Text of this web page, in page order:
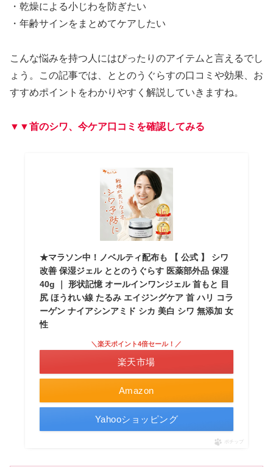
・乾燥による小じわを防ぎたい
・年齢サインをまとめてケアしたい
こんな悩みを持つ人にはぴったりのアイテムと言えるでし
ょう。この記事では、ととのうぐらすの口コミや効果、お
すすめポイントをわかりやすく解説していきますね。
▼▼首のシワ、今ケア口コミを確認してみる
★マラソン中！ノベルティ配布も 【 公式 】 シワ
改善 保湿ジェル ととのうぐらす 医薬部外品 保湿
40g ｜ 形状記憶 オールインワンジェル 首もと 目
尻 ほうれい線 たるみ エイジングケア 首 ハリ コラ
ーゲン ナイアシンアミド シカ 美白 シワ 無添加 女
性
Amazon
＼楽天ポイント4倍セール！／
楽天市場
Yahooショッピング
ポチップ